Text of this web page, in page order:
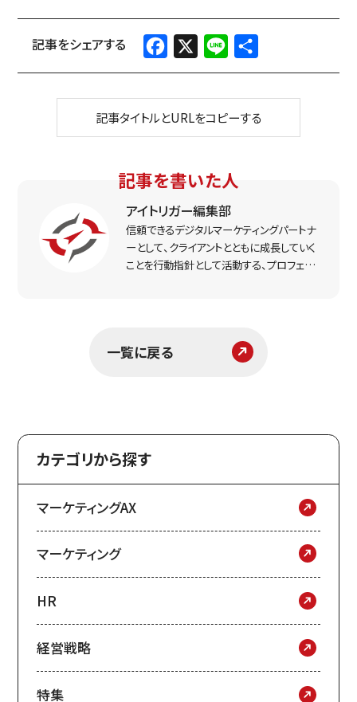
Facebook
X Line
記事タイトルとURLをコピーする
記事を書いた人
アイトリガー編集部
信頼できるデジタルマーケティングパートナ
ーとして、クライアントとともに成長していく
ことを行動指針として活動する、プロフェッ
一覧に戻る
カテゴリから探す
マーケティングAX
マーケティング
HR
経営戦略
特集